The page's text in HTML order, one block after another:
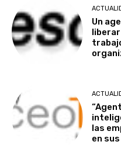
Un
las
en